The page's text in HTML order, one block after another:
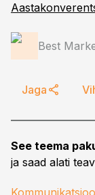
Best
Jaga
See teema
ja saad alati